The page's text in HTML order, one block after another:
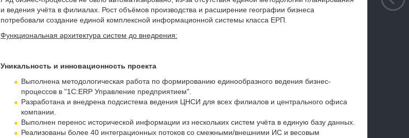
и ведения учёта в филиалах. Рост объёмов производства и расширение географии бизнеса
потребовали создание единой комплексной информационной системы класса ЕРП.
Функциональная архитектура систем до внедрения:
Уникальность и инновационность проекта
Выполнена методологическая работа по формированию единообразного ведения бизнес-
процессов в "1С:ERP Управление предприятием".
Разработана и внедрена подсистема ведения ЦНСИ для всех филиалов и центрального офиса
компании.
Выполнен перенос исторической информации из нескольких систем учёта в единую базу данных.
Реализованы более 40 интеграционных потоков со смежными/внешними ИС и весовым